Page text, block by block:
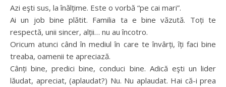
Azi eşti sus, la înălțime. Este o vorbă “pe cai mari”.
Ai un job bine plătit. Familia ta e bine văzută. Toți te
respectă, unii sincer, alții… nu au încotro.
Oricum atunci când în mediul în care te învârți, îți faci bine
treaba, oamenii te apreciază.
Cânți bine, predici bine, conduci bine. Adică eşti un lider
lăudat, apreciat, (aplaudat?) Nu. Nu aplaudat. Hai că-i prea